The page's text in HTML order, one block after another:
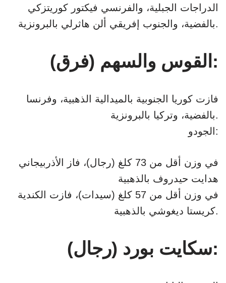
الدراجات الجبلية، والفرنسي فيكتور كوريتزكي
بالفضية، والجنوب إفريقي ألن هاثرلي بالبرونزية.
القوس والسهم (فرق):
فازت كوريا الجنوبية بالميدالية الذهبية، وفرنسا
بالفضية، وتركيا بالبرونزية.
الجودو:
في وزن أقل من 73 كلغ (رجال)، فاز الأذربيجاني
هدايت حيدروف بالذهبية
في وزن أقل من 57 كلغ (سيدات)، فازت الكندية
كريستا ديغوشي بالذهبية.
سكايت بورد (رجال):